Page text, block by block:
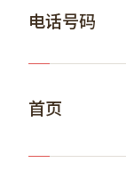
电话号码
首页